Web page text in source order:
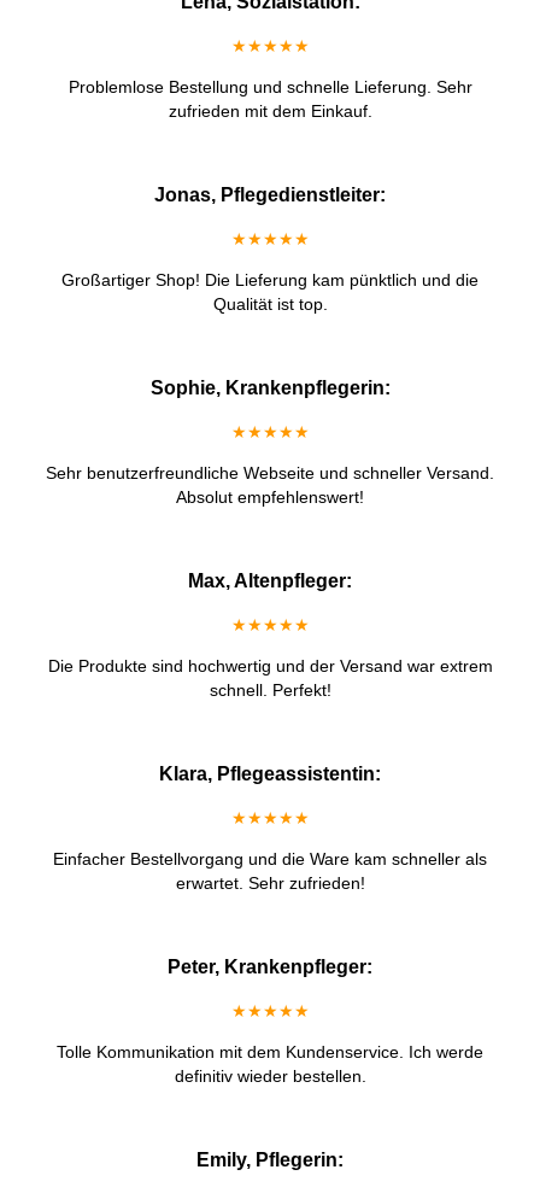
★★★★★
Problemlose Bestellung und schnelle Lieferung. Sehr
zufrieden mit dem Einkauf.
Jonas, Pflegedienstleiter:
★★★★★
Großartiger Shop! Die Lieferung kam pünktlich und die
Qualität ist top.
Sophie, Krankenpflegerin:
★★★★★
Sehr benutzerfreundliche Webseite und schneller Versand.
Absolut empfehlenswert!
Max, Altenpfleger:
★★★★★
Die Produkte sind hochwertig und der Versand war extrem
schnell. Perfekt!
Klara, Pflegeassistentin:
★★★★★
Einfacher Bestellvorgang und die Ware kam schneller als
erwartet. Sehr zufrieden!
Peter, Krankenpfleger:
★★★★★
Tolle Kommunikation mit dem Kundenservice. Ich werde
definitiv wieder bestellen.
Emily, Pflegerin: